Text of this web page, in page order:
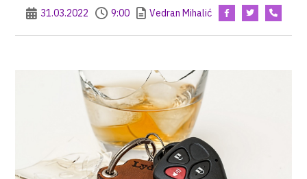
31.03.2022 9:00 Vedran Mihalić